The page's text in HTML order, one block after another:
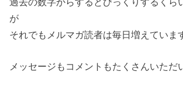
が
それでもメルマガ読者は毎日増えていま
メッセージもコメントもたくさんいただ